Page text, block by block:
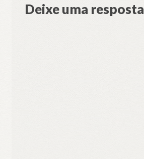
Deixe uma resposta